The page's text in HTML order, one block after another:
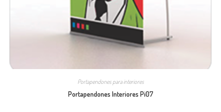
Portapendones para interiores
Portapendones Interiores Pi07